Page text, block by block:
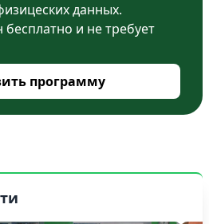
данных.
бесплатно и не требует
программу